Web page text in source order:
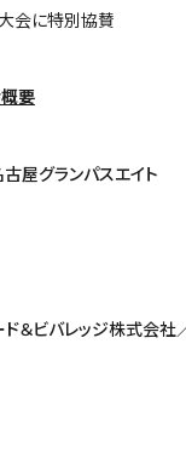
会に特別協賛
要
グランパスエイト
バレッジ株式会社